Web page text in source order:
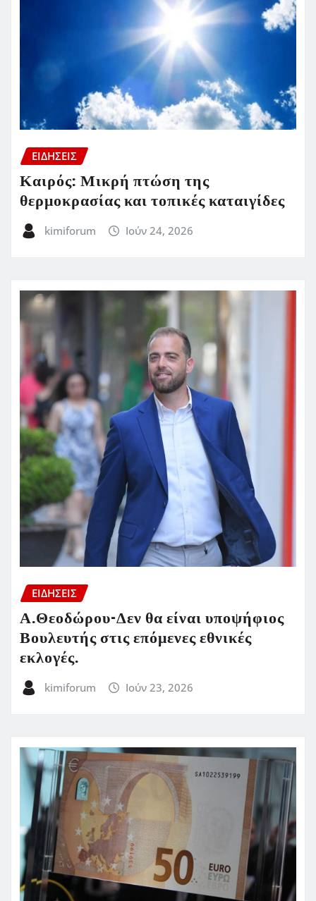
ΕΙΔΗΣΕΙΣ
Καιρός: Μικρή πτώση της
θερμοκρασίας και τοπικές καταιγίδες
kimiforum Ιούν 24, 2026
ΕΙΔΗΣΕΙΣ
Α.Θεοδώρου-Δεν θα είναι υποψήφιος
Βουλευτής στις επόμενες εθνικές
εκλογές.
kimiforum Ιούν 23, 2026